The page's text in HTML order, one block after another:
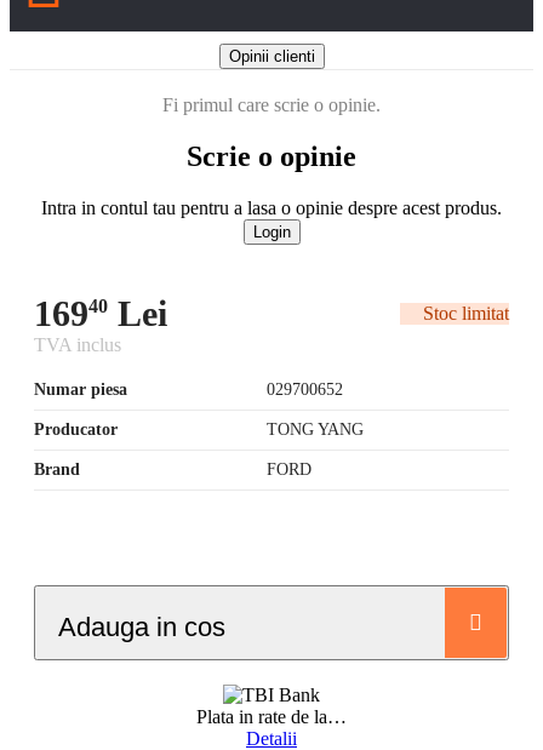
Opinii clienti
Fi primul care scrie o opinie.
Scrie o opinie
Intra in contul tau pentru a lasa o opinie despre acest produs.
Login
16940 Lei
Stoc limitat
TVA inclus
Numar piesa 029700652
Producator TONG YANG
Brand FORD
Adauga in cos
Plata in rate de la…
Detalii